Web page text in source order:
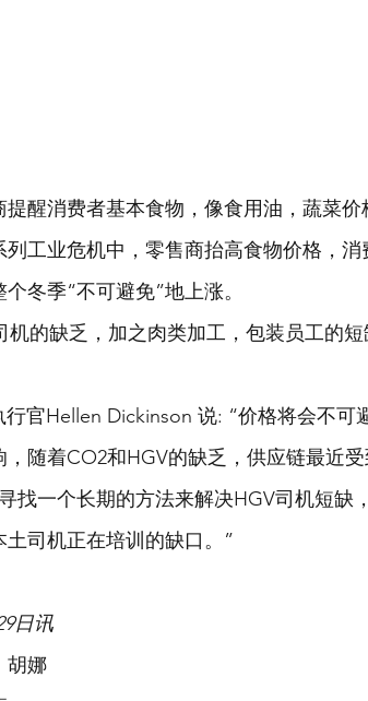
醒消费者基本食物，像食用油，蔬菜价
列工业危机中，零售商抬高食物价格，
冬季“不可避免”地上涨。
机的缺乏，加之肉类加工，包装员工的
行官Hellen Dickinson 说: “价格将会不
，随着CO2和HGV的缺乏，供应链最近
找一个长期的方法来解决HGV司机短
土司机正在培训的缺口。”
日讯
胡娜